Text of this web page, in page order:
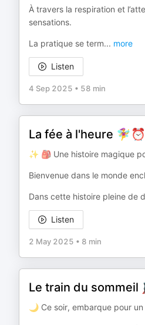
À travers la respiration et
sensations.
La pratique se term... more
Listen
4 Sep 2025 • 58 min
La fée à l'heure
✨ 🎒 Une histoire magique
Bienvenue dans le monde
Dans cette histoire pleine de
Listen
2 May 2025 • 8 min
Le train du
🌙 Ce soir, embarque pour